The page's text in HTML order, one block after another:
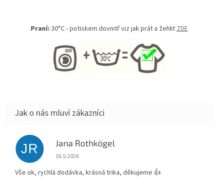
Praní: 30°C - potiskem dovnitř viz jak prát a žehlitZDE
JR Jana Rothkögel
Hodnocení obchodu je 5 z 5 hvězdiček.
16.5.2026
Vše ok, rychlá dodávka, krásná trika, děkujeme 👍